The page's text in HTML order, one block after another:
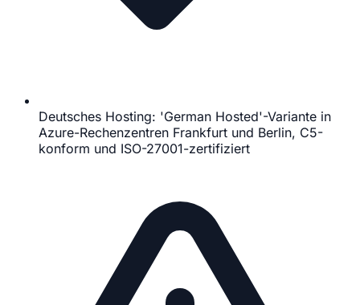
Deutsches Hosting: 'German Hosted'-Variante in
Azure-Rechenzentren Frankfurt und Berlin, C5-
konform und ISO-27001-zertifiziert